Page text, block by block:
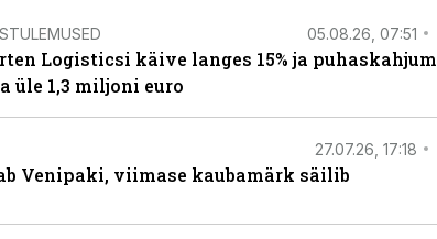
05.08.26, 07:51
Logisticsi käive langes 15% ja puhaskahjum
üle 1,3 miljoni euro
27.07.26, 17:18
Venipaki, viimase kaubamärk säilib